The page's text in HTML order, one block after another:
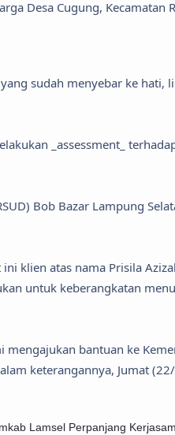
Desa Cugung, Kecamatan
sudah menyebar ke hati,
_assessment_
Bob Bazar Lampung
klien atas nama Prisila
untuk keberangkatan
mengajukan bantuan ke
keterangannya, Jumat
Lamsel Perpanjang